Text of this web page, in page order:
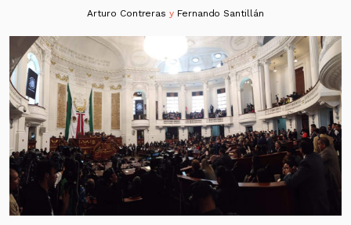
Arturo Contreras y Fernando Santillán